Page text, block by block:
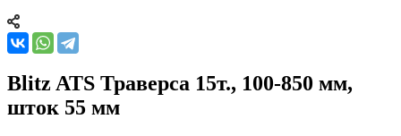
Blitz ATS Траверса 15т., 100-850 мм,
шток 55 мм